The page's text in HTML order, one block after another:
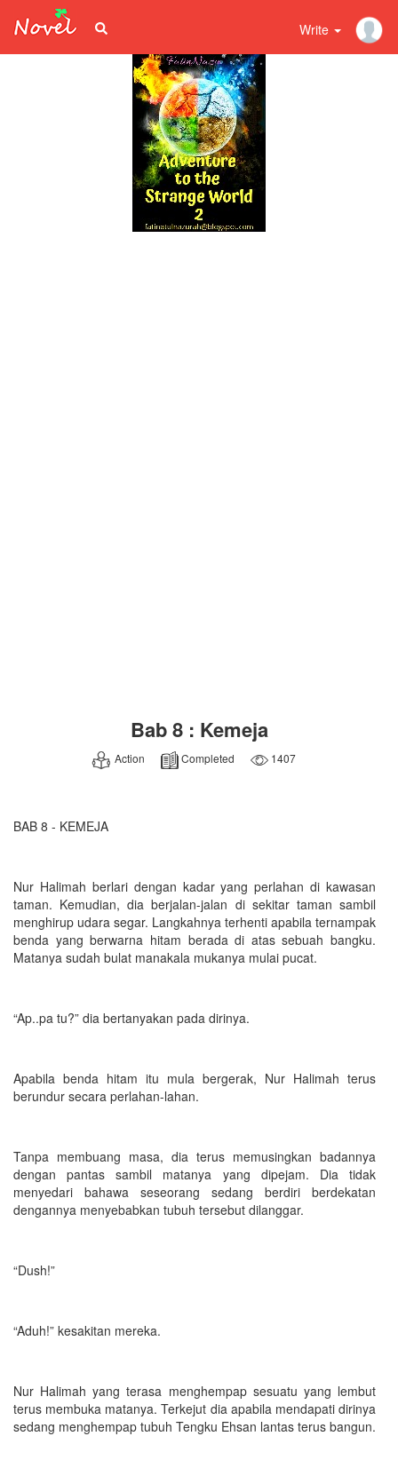
Write
Bab 8 : Kemeja
Action Completed 1407
BAB 8 - KEMEJA
Nur Halimah berlari dengan kadar yang perlahan di kawasan
taman. Kemudian, dia berjalan-jalan di sekitar taman sambil
menghirup udara segar. Langkahnya terhenti apabila ternampak
benda yang berwarna hitam berada di atas sebuah bangku.
Matanya sudah bulat manakala mukanya mulai pucat.
“Ap..pa tu?” dia bertanyakan pada dirinya.
Apabila benda hitam itu mula bergerak, Nur Halimah terus
berundur secara perlahan-lahan.
Tanpa membuang masa, dia terus memusingkan badannya
dengan pantas sambil matanya yang dipejam. Dia tidak
menyedari bahawa seseorang sedang berdiri berdekatan
dengannya menyebabkan tubuh tersebut dilanggar.
“Dush!”
“Aduh!” kesakitan mereka.
Nur Halimah yang terasa menghempap sesuatu yang lembut
terus membuka matanya. Terkejut dia apabila mendapati dirinya
sedang menghempap tubuh Tengku Ehsan lantas terus bangun.